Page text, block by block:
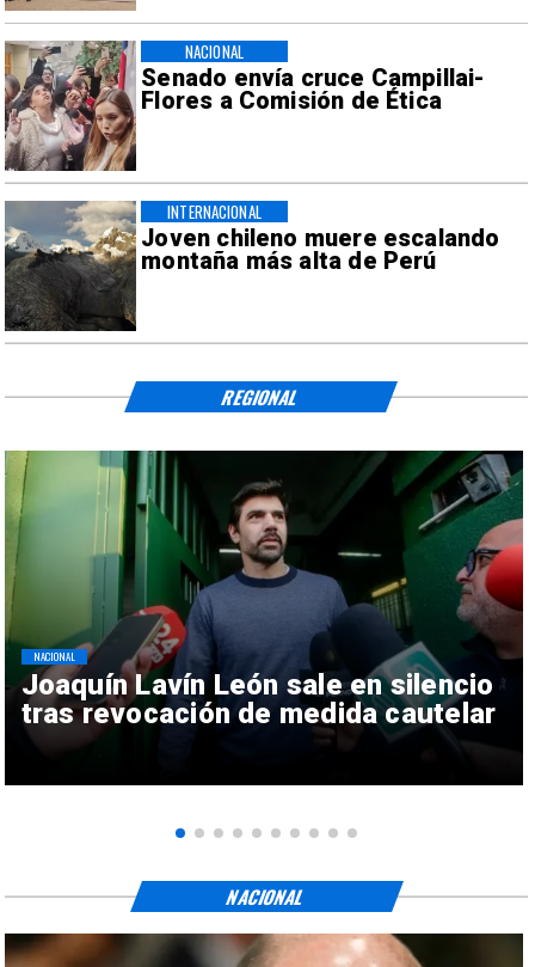
Senado envía cruce Campillai-
Flores a Comisión de Ética
NACIONAL
Joven chileno muere escalando
montaña más alta de Perú
INTERNACIONAL
Joaquín Lavín León sale en silencio
tras revocación de medida cautelar
NACIONAL
REGIONAL
NACIONAL